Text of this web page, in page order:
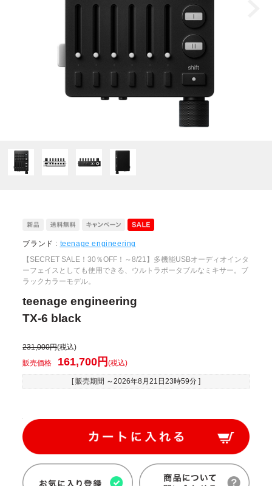
ブランド : teenage engineering
【SECRET SALE！30％OFF！～8/21】多機能USBオーディオインタ
ーフェイスとしても使用できる、ウルトラポータブルなミキサー。ブ
ラックカラーモデル。
teenage engineering
TX-6 black
231,000円(税込)
販売価格
161,700円(税込)
[ 販売期間 ～2026年8月21日23時59分 ]